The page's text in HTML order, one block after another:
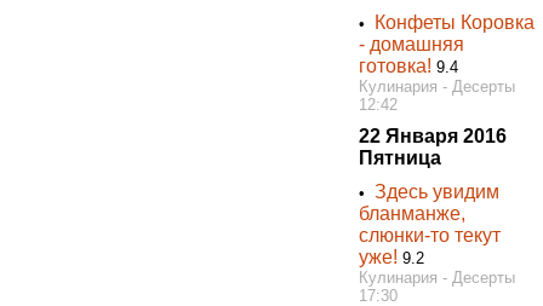
•
Конфеты Коровка
- домашняя
готовка! 9.4
Кулинария - Десерты
12:42
22 Января 2016
Пятница
•Здесь увидим
бланманже,
слюнки-то текут
уже! 9.2
Кулинария - Десерты
17:30